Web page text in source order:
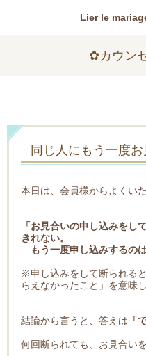
Lier le
✿カウン
同じ人にもう一度
本日は、会員様からよくい
「お見合いの申し込みをし
きれない。
もう一度申し込みするの
※申し込みをして断られる
らえなかったこと」を意味し
結論から言うと、答えは 「
何回断られても、お見合い